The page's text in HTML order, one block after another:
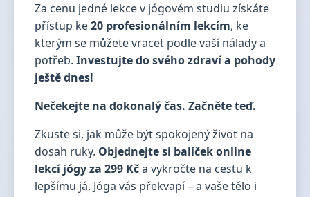
Za cenu jedné lekce v jógovém studiu získáte
přístup ke20 profesionálním lekcím, ke
kterým se můžete vracet podle vaší nálady a
potřeb. Investujte do svého zdraví a pohody
ještě dnes!
Nečekejte na dokonalý čas. Začněte teď.
Zkuste si, jak může být spokojený život na
dosah ruky. Objednejte si balíček online
lekcí jógy za 299 Kča vykročte na cestu k
lepšímu já. Jóga vás překvapí – a vaše tělo i